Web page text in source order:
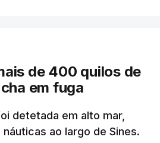
de 400 quilos de
em fuga
detetada em alto mar,
ao largo de Sines.